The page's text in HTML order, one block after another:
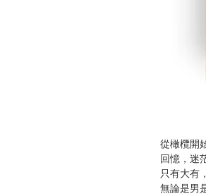
從橄欖
回憶，迷
只有大有
無論是男